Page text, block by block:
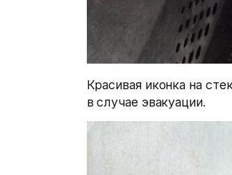
Красивая иконка на
в случае эвакуации.